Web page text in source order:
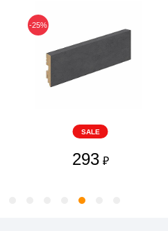
-25%
SALE
293 ₽